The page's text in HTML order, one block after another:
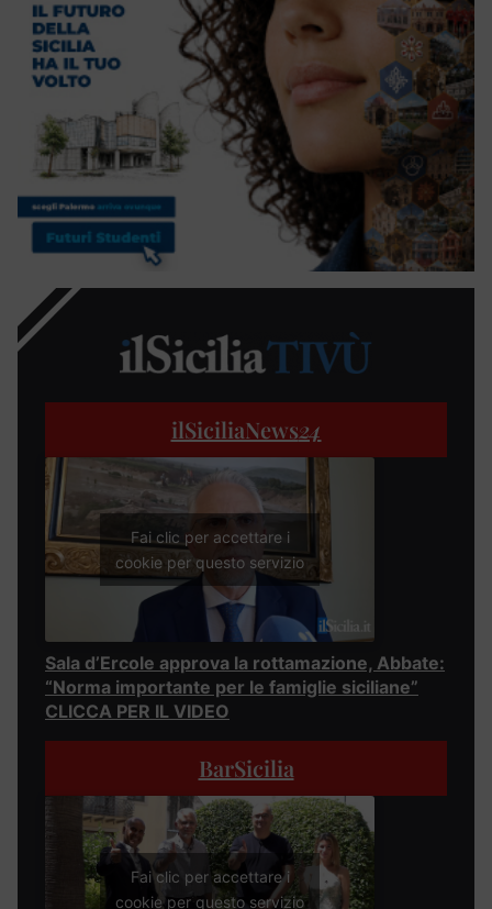
ilSiciliaNews24
Fai clic per accettare i
cookie per questo servizio
Sala d’Ercole approva la rottamazione, Abbate:
“Norma importante per le famiglie siciliane”
CLICCA PER IL VIDEO
BarSicilia
Fai clic per accettare i
cookie per questo servizio